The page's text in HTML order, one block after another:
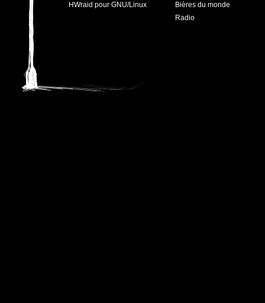
HWraid pour GNU/Linux
Bières du monde
Radio